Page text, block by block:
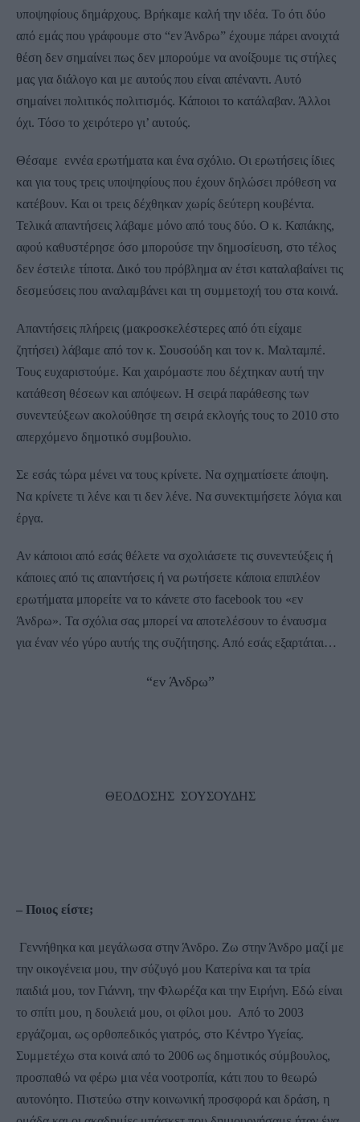
υποψηφίους δημάρχους. Βρήκαμε καλή την ιδέα. Το ότι δύο
από εμάς που γράφουμε στο “εν Άνδρω” έχουμε πάρει ανοιχτά
θέση δεν σημαίνει πως δεν μπορούμε να ανοίξουμε τις στήλες
μας για διάλογο και με αυτούς που είναι απέναντι. Αυτό
σημαίνει πολιτικός πολιτισμός. Κάποιοι το κατάλαβαν. Άλλοι
όχι. Τόσο το χειρότερο γι’ αυτούς.
Θέσαμε εννέα ερωτήματα και ένα σχόλιο. Οι ερωτήσεις ίδιες
και για τους τρεις υποψηφίους που έχουν δηλώσει πρόθεση να
κατέβουν. Και οι τρεις δέχθηκαν χωρίς δεύτερη κουβέντα.
Τελικά απαντήσεις λάβαμε μόνο από τους δύο. Ο κ. Καπάκης,
αφού καθυστέρησε όσο μπορούσε την δημοσίευση, στο τέλος
δεν έστειλε τίποτα. Δικό του πρόβλημα αν έτσι καταλαβαίνει τις
δεσμεύσεις που αναλαμβάνει και τη συμμετοχή του στα κοινά.
Απαντήσεις πλήρεις (μακροσκελέστερες από ότι είχαμε
ζητήσει) λάβαμε από τον κ. Σουσούδη και τον κ. Μαλταμπέ.
Τους ευχαριστούμε. Και χαιρόμαστε που δέχτηκαν αυτή την
κατάθεση θέσεων και απόψεων. Η σειρά παράθεσης των
συνεντεύξεων ακολούθησε τη σειρά εκλογής τους το 2010 στο
απερχόμενο δημοτικό συμβουλιο.
Σε εσάς τώρα μένει να τους κρίνετε. Να σχηματίσετε άποψη.
Να κρίνετε τι λένε και τι δεν λένε. Να συνεκτιμήσετε λόγια και
έργα.
Αν κάποιοι από εσάς θέλετε να σχολιάσετε τις συνεντεύξεις ή
κάποιες από τις απαντήσεις ή να ρωτήσετε κάποια επιπλέον
ερωτήματα μπορείτε να το κάνετε στο facebook του «εν
Άνδρω». Τα σχόλια σας μπορεί να αποτελέσουν το έναυσμα
για έναν νέο γύρο αυτής της συζήτησης. Από εσάς εξαρτάται…
“εν Άνδρω”
ΘΕΟΔΟΣΗΣ ΣΟΥΣΟΥΔΗΣ
– Ποιος είστε;
Γεννήθηκα και μεγάλωσα στην Άνδρο. Ζω στην Άνδρο μαζί με
την οικογένεια μου, την σύζυγό μου Κατερίνα και τα τρία
παιδιά μου, τον Γιάννη, την Φλωρέζα και την Ειρήνη. Εδώ είναι
το σπίτι μου, η δουλειά μου, οι φίλοι μου. Από το 2003
εργάζομαι, ως ορθοπεδικός γιατρός, στο Κέντρο Υγείας.
Συμμετέχω στα κοινά από το 2006 ως δημοτικός σύμβουλος,
προσπαθώ να φέρω μια νέα νοοτροπία, κάτι που το θεωρώ
αυτονόητο. Πιστεύω στην κοινωνική προσφορά και δράση, η